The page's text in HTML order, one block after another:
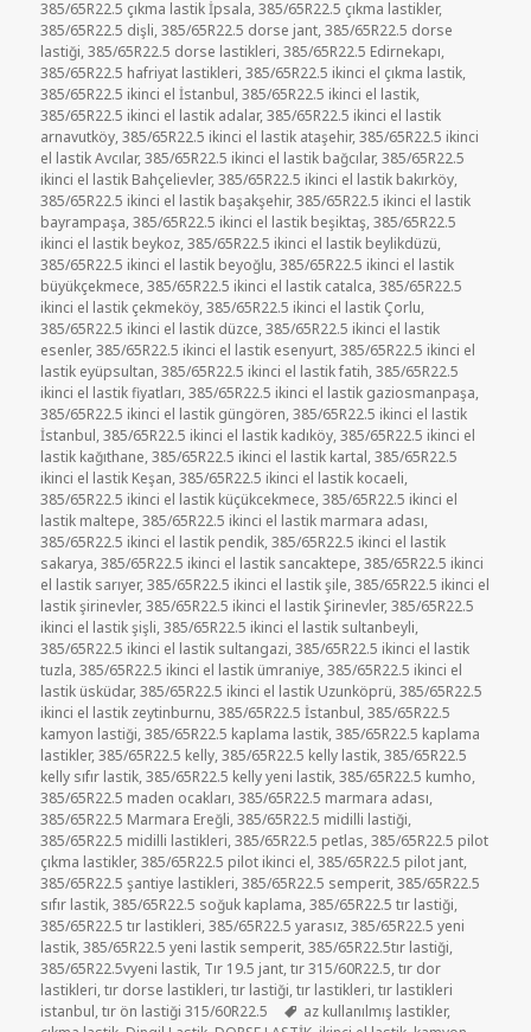
385/65R22.5 çıkma lastik İpsala,385/65R22.5 çıkma lastikler,
385/65R22.5 dişli,385/65R22.5 dorse jant,385/65R22.5 dorse
lastiği,385/65R22.5 dorse lastikleri,385/65R22.5 Edirnekapı,
385/65R22.5 hafriyat lastikleri,385/65R22.5 ikinci el çıkma lastik,
385/65R22.5 ikinci el İstanbul,385/65R22.5 ikinci el lastik,
385/65R22.5 ikinci el lastik adalar,385/65R22.5 ikinci el lastik
arnavutköy,385/65R22.5 ikinci el lastik ataşehir,385/65R22.5 ikinci
el lastik Avcılar,385/65R22.5 ikinci el lastik bağcılar,385/65R22.5
ikinci el lastik Bahçelievler,385/65R22.5 ikinci el lastik bakırköy,
385/65R22.5 ikinci el lastik başakşehir,385/65R22.5 ikinci el lastik
bayrampaşa,385/65R22.5 ikinci el lastik beşiktaş,385/65R22.5
ikinci el lastik beykoz,385/65R22.5 ikinci el lastik beylikdüzü,
385/65R22.5 ikinci el lastik beyoğlu,385/65R22.5 ikinci el lastik
büyükçekmece,385/65R22.5 ikinci el lastik catalca,385/65R22.5
ikinci el lastik çekmeköy,385/65R22.5 ikinci el lastik Çorlu,
385/65R22.5 ikinci el lastik düzce,385/65R22.5 ikinci el lastik
esenler,385/65R22.5 ikinci el lastik esenyurt,385/65R22.5 ikinci el
lastik eyüpsultan,385/65R22.5 ikinci el lastik fatih,385/65R22.5
ikinci el lastik fiyatları,385/65R22.5 ikinci el lastik gaziosmanpaşa,
385/65R22.5 ikinci el lastik güngören,385/65R22.5 ikinci el lastik
İstanbul,385/65R22.5 ikinci el lastik kadıköy,385/65R22.5 ikinci el
lastik kağıthane,385/65R22.5 ikinci el lastik kartal,385/65R22.5
ikinci el lastik Keşan,385/65R22.5 ikinci el lastik kocaeli,
385/65R22.5 ikinci el lastik küçükcekmece,385/65R22.5 ikinci el
lastik maltepe,385/65R22.5 ikinci el lastik marmara adası,
385/65R22.5 ikinci el lastik pendik,385/65R22.5 ikinci el lastik
sakarya,385/65R22.5 ikinci el lastik sancaktepe,385/65R22.5 ikinci
el lastik sarıyer,385/65R22.5 ikinci el lastik şile,385/65R22.5 ikinci el
lastik şirinevler,385/65R22.5 ikinci el lastik Şirinevler,385/65R22.5
ikinci el lastik şişli,385/65R22.5 ikinci el lastik sultanbeyli,
385/65R22.5 ikinci el lastik sultangazi,385/65R22.5 ikinci el lastik
tuzla,385/65R22.5 ikinci el lastik ümraniye,385/65R22.5 ikinci el
lastik üsküdar,385/65R22.5 ikinci el lastik Uzunköprü,385/65R22.5
ikinci el lastik zeytinburnu,385/65R22.5 İstanbul,385/65R22.5
kamyon lastiği,385/65R22.5 kaplama lastik,385/65R22.5 kaplama
lastikler,385/65R22.5 kelly,385/65R22.5 kelly lastik,385/65R22.5
kelly sıfır lastik,385/65R22.5 kelly yeni lastik,385/65R22.5 kumho,
385/65R22.5 maden ocakları,385/65R22.5 marmara adası,
385/65R22.5 Marmara Ereğli,385/65R22.5 midilli lastiği,
385/65R22.5 midilli lastikleri,385/65R22.5 petlas,385/65R22.5 pilot
çıkma lastikler,385/65R22.5 pilot ikinci el,385/65R22.5 pilot jant,
385/65R22.5 şantiye lastikleri,385/65R22.5 semperit,385/65R22.5
sıfır lastik,385/65R22.5 soğuk kaplama,385/65R22.5 tır lastiği,
385/65R22.5 tır lastikleri,385/65R22.5 yarasız,385/65R22.5 yeni
lastik,385/65R22.5 yeni lastik semperit,385/65R22.5tır lastiği,
385/65R22.5vyeni lastik, Tır 19.5 jant,tır 315/60R22.5,tır dor
lastikleri,tır dorse lastikleri,tır lastiği,tır lastikleri,tır lastikleri
istanbul,tır ön lastiği 315/60R22.5 Etiketler
az kullanılmış lastikler,